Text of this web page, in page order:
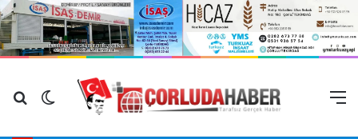
Arama yap ...
Dış görünümü değiştir